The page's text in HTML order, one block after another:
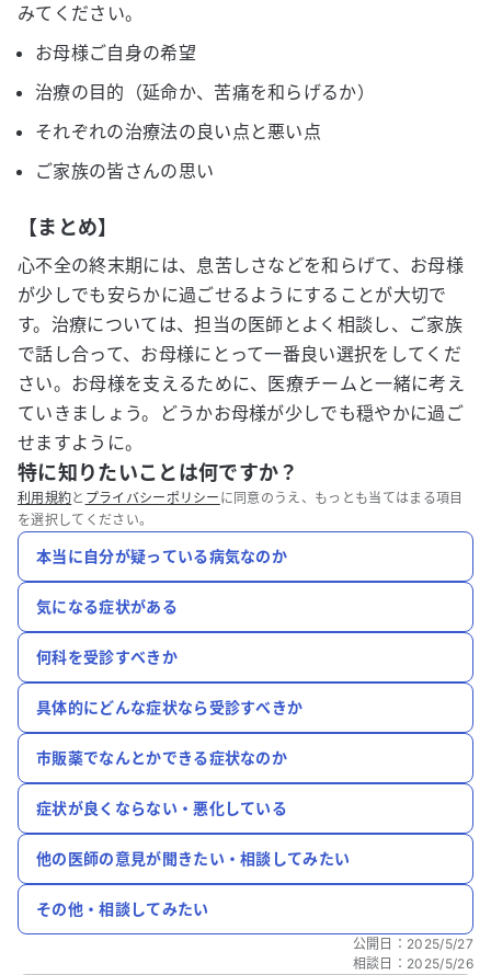
みてください。
お母様ご自身の希望
治療の目的（延命か、苦痛を和らげるか）
それぞれの治療法の良い点と悪い点
ご家族の皆さんの思い
【まとめ】
心不全の終末期には、息苦しさなどを和らげて、お母様
が少しでも安らかに過ごせるようにすることが大切で
す。治療については、担当の医師とよく相談し、ご家族
で話し合って、お母様にとって一番良い選択をしてくだ
さい。お母様を支えるために、医療チームと一緒に考え
ていきましょう。どうかお母様が少しでも穏やかに過ご
せますように。
特に知りたいことは何ですか？
利用規約と プライバシーポリシー に同意のうえ、もっとも当てはまる項目
を選択してください。
本当に自分が疑っている病気なのか
気になる症状がある
何科を受診すべきか
具体的にどんな症状なら受診すべきか
市販薬でなんとかできる症状なのか
症状が良くならない・悪化している
他の医師の意見が聞きたい・相談してみたい
その他・相談してみたい
公開日 ： 2025/5/27
相談日 ： 2025/5/26